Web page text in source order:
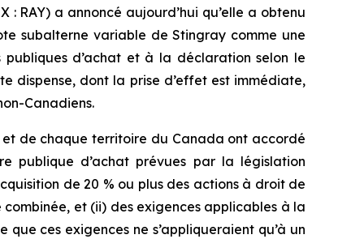
: RAY) a annoncé aujourd’hui qu’elle a obtenu
subalterne variable de Stingray comme une
d’achat et à la déclaration selon le
dispense, dont la prise d’effet est immédiate,
Canadiens.
de chaque territoire du Canada ont accordé
publique d’achat prévues par la législation
de 20 % ou plus des actions à droit de
et (ii) des exigences applicables à la
ces exigences ne s’appliqueraient qu’à un